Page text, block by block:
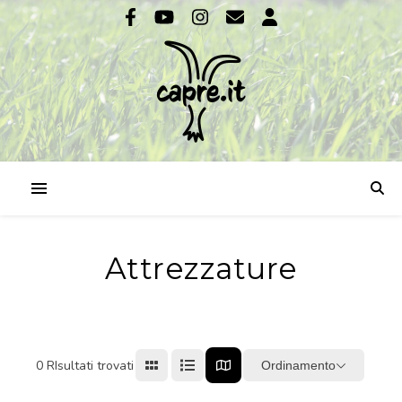
Attrezzature
0 RIsultati trovati Ordinamento